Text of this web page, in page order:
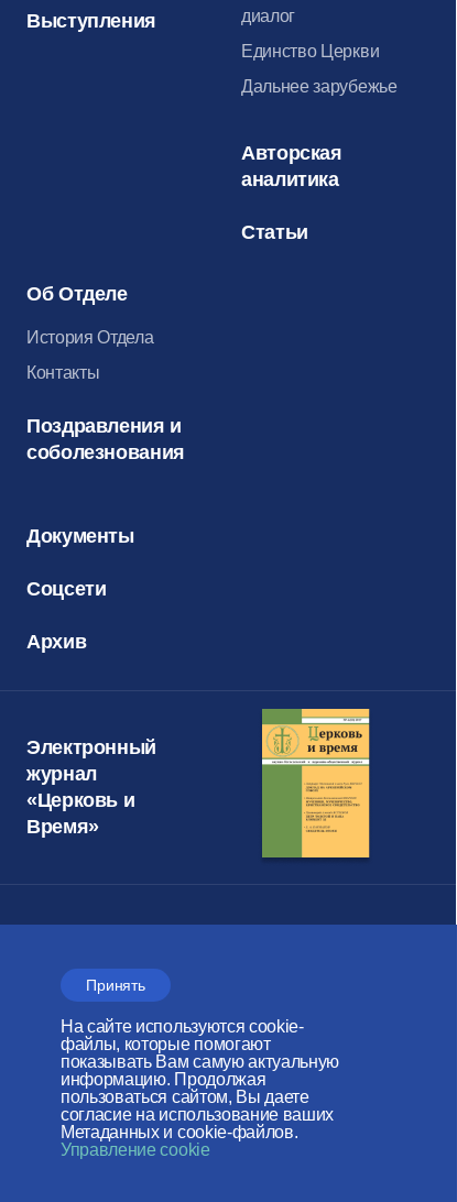
Принять
На сайте используются cookie-
файлы, которые помогают
показывать Вам самую актуальную
информацию. Продолжая
пользоваться сайтом, Вы даете
согласие на использование ваших
Метаданных и cookie-файлов.
Управление cookie
Выступления
диалог
Единство Церкви
Дальнее зарубежье
Авторская
аналитика
Статьи
Об Отделе
История Отдела
Контакты
Поздравления и
соболезнования
Документы
Соцсети
Архив
Электронный
журнал
«Церковь и
Время»
связей
МОСКОВСКОГО ПАТРИАРХАТА
Сайт действует при
поддержке
Российского фонда мира
Веб-сайт создан при содействии